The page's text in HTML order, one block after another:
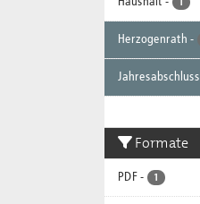
1
Herzogenrath -
Jahresabschluss
Formate
PDF - 1